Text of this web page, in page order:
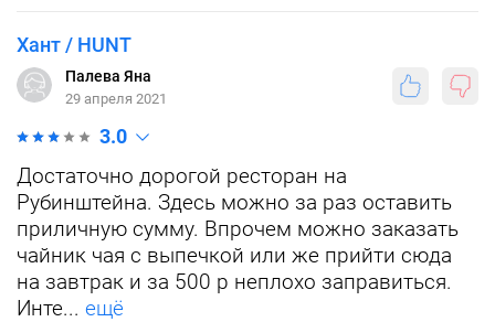
Хант / HUNT
Палева Яна
29 апреля 2021
3.0
Достаточно дорогой ресторан на
Рубинштейна. Здесь можно за раз оставить
приличную сумму. Впрочем можно заказать
чайник чая с выпечкой или же прийти сюда
на завтрак и за 500 р неплохо заправиться.
Инте... ещё